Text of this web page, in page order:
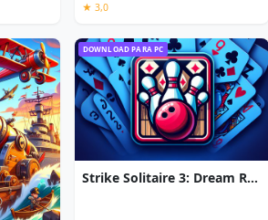
★ 3,0
DOWNLOAD PARA PC
Strike Solitaire 3: Dream Resort